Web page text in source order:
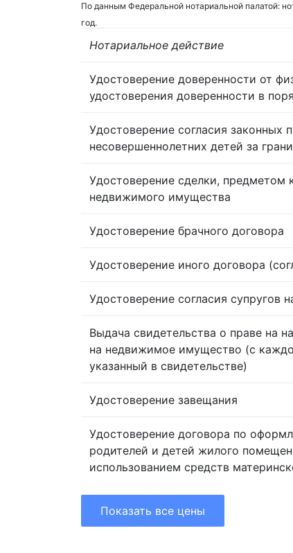
По данным Федеральной нотариальной палатой:
год.
Нотариальное действие
Удостоверение доверенности от
удостоверения доверенности в
Удостоверение согласия законных
несовершеннолетних детей за
Удостоверение сделки, предметом
недвижимого имущества
Удостоверение брачного договора
Удостоверение иного договора
Удостоверение согласия супругов
Выдача свидетельства о праве на
на недвижимое имущество (с
указанный в свидетельстве)
Удостоверение завещания
Удостоверение договора по
родителей и детей жилого
использованием средств
Показать все цены